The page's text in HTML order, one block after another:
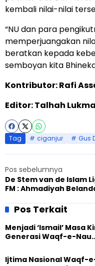
kembali nilai-nilai
“NU dan para
memperjuangakan
beratkan kepada
semboyan kita
Kontributor: Rafi
Editor: Talhah
Tag ciganjur Gus
Pos sebelumnya
De Stem van de Islam
FM : Ahmadiyah
IslamPos Terkait
Menjadi ‘Ismail’ Masa
Generasi Waqf-e-Nau
Pengabdian
Ijtima Nasional Waqf-